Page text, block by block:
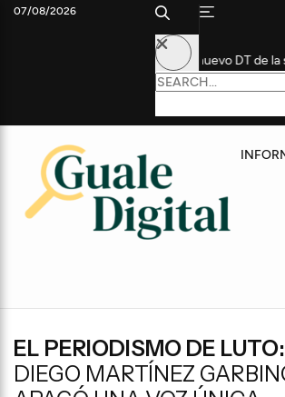
futbolista como nuevo DT de la selección
07/08/2026
EL PERIODISMO DE
DIEGO MARTÍNEZ